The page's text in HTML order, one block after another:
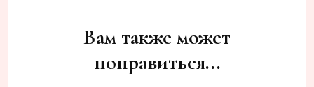
записямВам также может
понравиться...